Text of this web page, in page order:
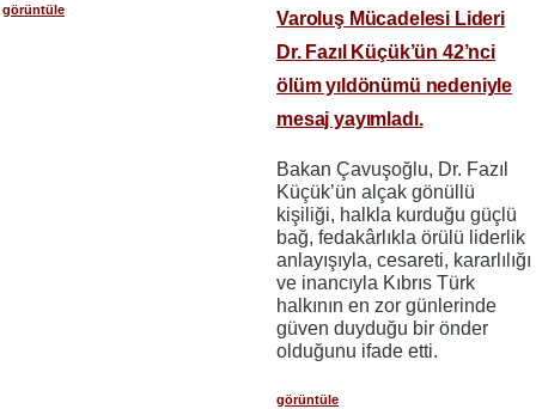
görüntüle
Varoluş Mücadelesi Lideri
Dr. Fazıl Küçük’ün 42’nci
ölüm yıldönümü nedeniyle
mesaj yayımladı.
Bakan Çavuşoğlu, Dr. Fazıl
Küçük’ün alçak gönüllü
kişiliği, halkla kurduğu güçlü
bağ, fedakârlıkla örülü liderlik
anlayışıyla, cesareti, kararlılığı
ve inancıyla Kıbrıs Türk
halkının en zor günlerinde
güven duyduğu bir önder
olduğunu ifade etti.
görüntüle